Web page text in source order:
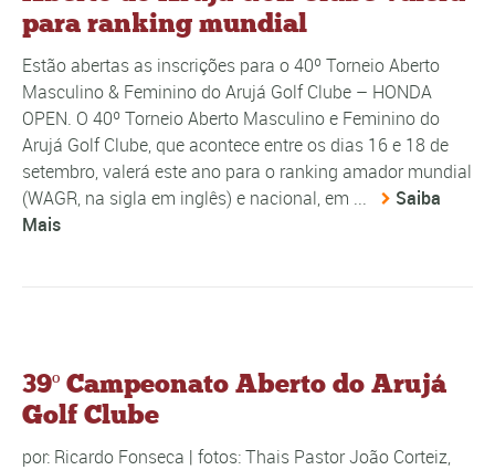
para ranking mundial
Estão abertas as inscrições para o 40º Torneio Aberto
Masculino & Feminino do Arujá Golf Clube – HONDA
OPEN. O 40º Torneio Aberto Masculino e Feminino do
Arujá Golf Clube, que acontece entre os dias 16 e 18 de
setembro, valerá este ano para o ranking amador mundial
(WAGR, na sigla em inglês) e nacional, em ...
Saiba
Mais
39º Campeonato Aberto do Arujá
Golf Clube
por: Ricardo Fonseca | fotos: Thais Pastor João Corteiz,